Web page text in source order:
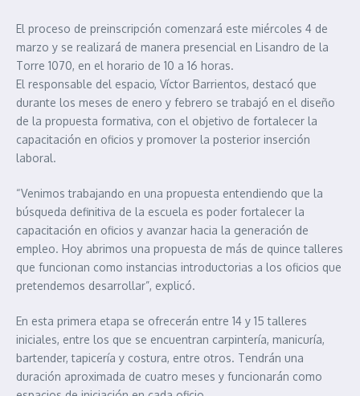
El proceso de preinscripción comenzará este miércoles 4 de
marzo y se realizará de manera presencial en Lisandro de la
Torre 1070, en el horario de 10 a 16 horas.
El responsable del espacio, Víctor Barrientos, destacó que
durante los meses de enero y febrero se trabajó en el diseño
de la propuesta formativa, con el objetivo de fortalecer la
capacitación en oficios y promover la posterior inserción
laboral.
“Venimos trabajando en una propuesta entendiendo que la
búsqueda definitiva de la escuela es poder fortalecer la
capacitación en oficios y avanzar hacia la generación de
empleo. Hoy abrimos una propuesta de más de quince talleres
que funcionan como instancias introductorias a los oficios que
pretendemos desarrollar”, explicó.
En esta primera etapa se ofrecerán entre 14 y 15 talleres
iniciales, entre los que se encuentran carpintería, manicuría,
bartender, tapicería y costura, entre otros. Tendrán una
duración aproximada de cuatro meses y funcionarán como